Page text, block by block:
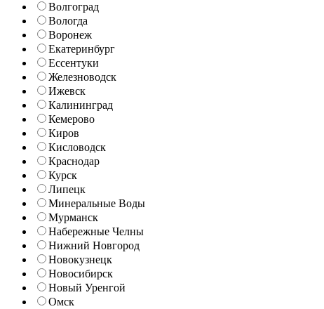
Волгоград
Вологда
Воронеж
Екатеринбург
Ессентуки
Железноводск
Ижевск
Калининград
Кемерово
Киров
Кисловодск
Краснодар
Курск
Липецк
Минеральные Воды
Мурманск
Набережные Челны
Нижний Новгород
Новокузнецк
Новосибирск
Новый Уренгой
Омск